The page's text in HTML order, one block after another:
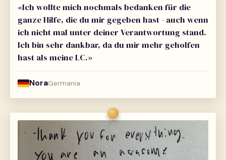
«Ich wollte mich nochmals bedanken für die
ganze Hilfe, die du mir gegeben hast - auch wenn
ich nicht mal unter deiner Verantwortung stand.
Ich bin sehr dankbar, da du mir mehr geholfen
hast als meine LC.»
NoraGermania